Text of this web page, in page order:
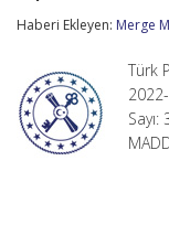
Sayılı
Tebliğ
(Tebliğ
No:
2008-
Haberi Ekleyen: Merge
Türk